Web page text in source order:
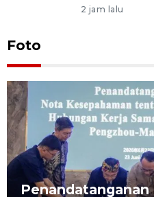
2 jam lalu
Foto
Penandatanganan